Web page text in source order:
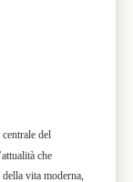
del
che
vita moderna,